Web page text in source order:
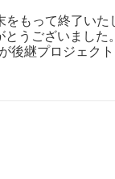
をもって終了いた
とうございました
が後継プロジェク